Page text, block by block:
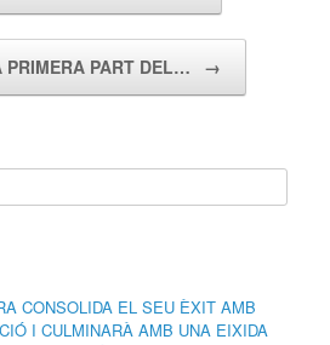
PRIMERA PART DEL… →
CONSOLIDA EL SEU ÈXIT AMB
I CULMINARÀ AMB UNA EIXIDA